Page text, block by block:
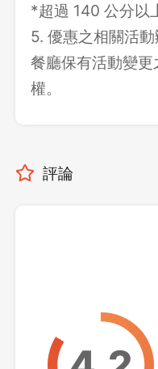
*超過 140 公分以
5. 優惠之相關活
餐廳保有活動變
權。
評論